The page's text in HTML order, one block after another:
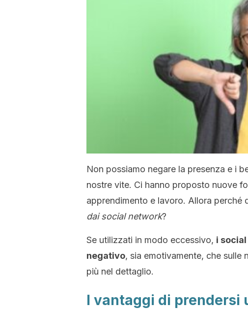
Non possiamo negare la presenza e i
nostre vite. Ci hanno proposto nuove
apprendimento e lavoro. Allora perché
dai social network?
Se utilizzati in modo eccessivo, i
negativo, sia emotivamente, che sulle
più nel dettaglio.
I vantaggi di prendersi